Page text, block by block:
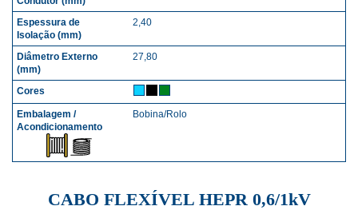
2,40
27,80
Bobina/Rolo
CABO FLEXÍVEL HEPR 0,6/1kV